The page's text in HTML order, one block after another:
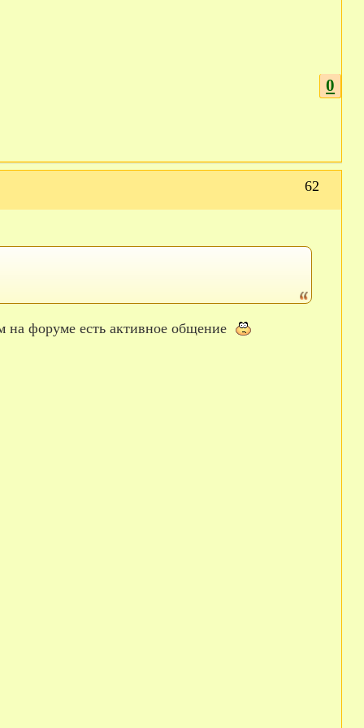
0
62
на форуме есть активное общение